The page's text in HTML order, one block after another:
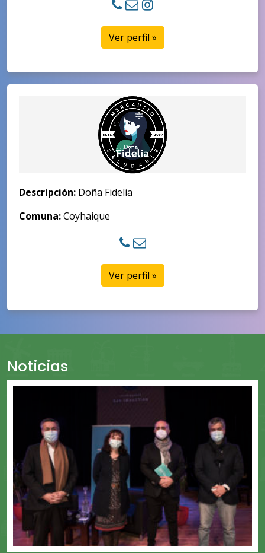
Ver perfil »
Descripción: Doña Fidelia
Comuna:Coyhaique
Ver perfil »
Noticias